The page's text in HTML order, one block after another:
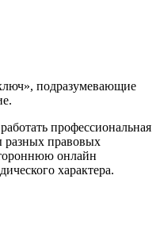
подразумевающие
профессиональная
разных правовых
онлайн
характера.